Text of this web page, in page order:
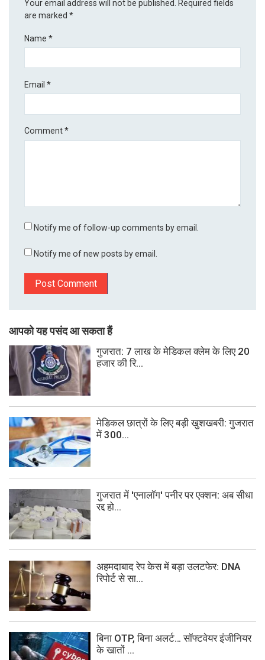
Your email address will not be published.
Required fields
are marked*
Name*
Email*
Comment*
Notify me of follow-up comments by email.
Notify me of new posts by email.
आपको यह पसंद आ सकता हैं
गुजरात: 7 लाख के मेडिकल क्लेम के लिए 20
हजार की रि...
मेडिकल छात्रों के लिए बड़ी खुशखबरी: गुजरात
में 300...
गुजरात में 'एनालॉग' पनीर पर एक्शन: अब सीधा
रद्द हो...
अहमदाबाद रेप केस में बड़ा उलटफेर: DNA
रिपोर्ट से सा...
बिना OTP, बिना अलर्ट… सॉफ्टवेयर इंजीनियर
के खातों ...